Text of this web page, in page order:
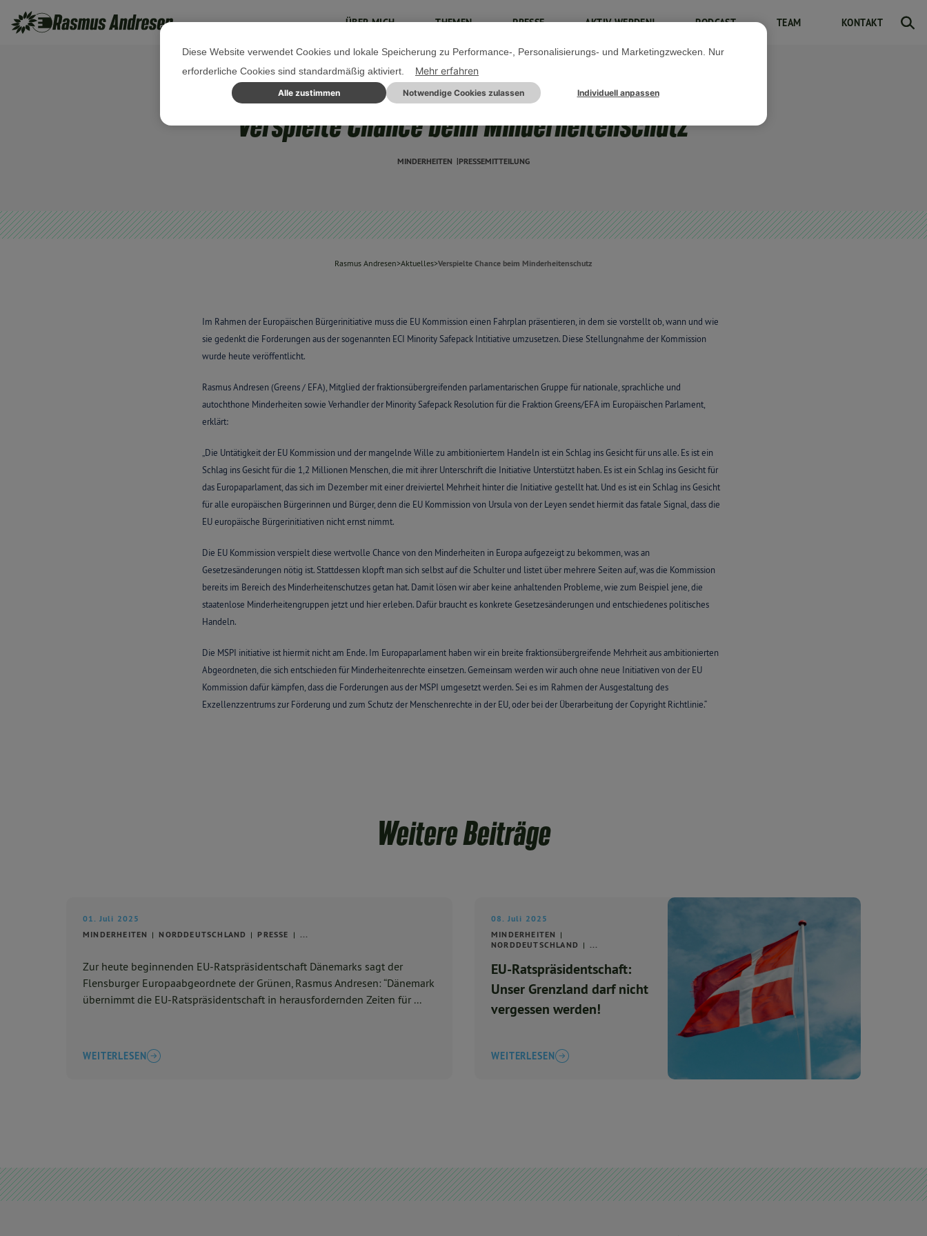
ÜBER MICH THEMEN PRESSE AKTIV WERDEN! PODCAST TEAM KONTAKT
15. JANUAR 2021
Verspielte Chance beim Minderheitenschutz
MINDERHEITEN PRESSEMITTEILUNG
Rasmus Andresen>Aktuelles>Verspielte Chance beim Minderheitenschutz
Im Rahmen der Europäischen Bürgerinitiative muss die EU Kommission einen Fahrplan präsentieren, in dem sie vorstellt ob, wann und wie
sie gedenkt die Forderungen aus der sogenannten ECI Minority Safepack Intitiative umzusetzen. Diese Stellungnahme der Kommission
wurde heute veröffentlicht.
Rasmus Andresen (Greens / EFA), Mitglied der fraktionsübergreifenden parlamentarischen Gruppe für nationale, sprachliche und
autochthone Minderheiten sowie Verhandler der Minority Safepack Resolution für die Fraktion Greens/EFA im Europäischen Parlament,
erklärt:
„Die Untätigkeit der EU Kommission und der mangelnde Wille zu ambitioniertem Handeln ist ein Schlag ins Gesicht für uns alle. Es ist ein
Schlag ins Gesicht für die 1,2 Millionen Menschen, die mit ihrer Unterschrift die Initiative Unterstützt haben. Es ist ein Schlag ins Gesicht für
das Europaparlament, das sich im Dezember mit einer dreiviertel Mehrheit hinter die Initiative gestellt hat. Und es ist ein Schlag ins Gesicht
für alle europäischen Bürgerinnen und Bürger, denn die EU Kommission von Ursula von der Leyen sendet hiermit das fatale Signal, dass die
EU europäische Bürgerinitiativen nicht ernst nimmt.
Die EU Kommission verspielt diese wertvolle Chance von den Minderheiten in Europa aufgezeigt zu bekommen, was an
Gesetzesänderungen nötig ist. Stattdessen klopft man sich selbst auf die Schulter und listet über mehrere Seiten auf, was die Kommission
bereits im Bereich des Minderheitenschutzes getan hat. Damit lösen wir aber keine anhaltenden Probleme, wie zum Beispiel jene, die
staatenlose Minderheitengruppen jetzt und hier erleben. Dafür braucht es konkrete Gesetzesänderungen und entschiedenes politisches
Handeln.
Die MSPI initiative ist hiermit nicht am Ende. Im Europaparlament haben wir ein breite fraktionsübergreifende Mehrheit aus ambitionierten
Abgeordneten, die sich entschieden für Minderheitenrechte einsetzen. Gemeinsam werden wir auch ohne neue Initiativen von der EU
Kommission dafür kämpfen, dass die Forderungen aus der MSPI umgesetzt werden. Sei es im Rahmen der Ausgestaltung des
Exzellenzzentrums zur Förderung und zum Schutz der Menschenrechte in der EU, oder bei der Überarbeitung der Copyright Richtlinie.“
Weitere Beiträge
01. Juli 2025
MINDERHEITEN
NORDDEUTSCHLAND PRESSE ...
Zur heute beginnenden EU-Ratspräsidentschaft Dänemarks sagt der
Flensburger Europaabgeordnete der Grünen, Rasmus Andresen: “Dänemark
übernimmt die EU-Ratspräsidentschaft in herausfordernden Zeiten für ...
WEITERLESEN
08. Juli 2025
MINDERHEITEN
NORDDEUTSCHLAND
...
EU-Ratspräsidentschaft:
Unser Grenzland darf nicht
vergessen werden!
WEITERLESEN
Diese Website verwendet Cookies und lokale Speicherung zu Performance-, Personalisierungs- und Marketingzwecken. Nur
erforderliche Cookies sind standardmäßig aktiviert.
Mehr erfahren
Alle zustimmen Notwendige Cookies zulassen Individuell anpassen